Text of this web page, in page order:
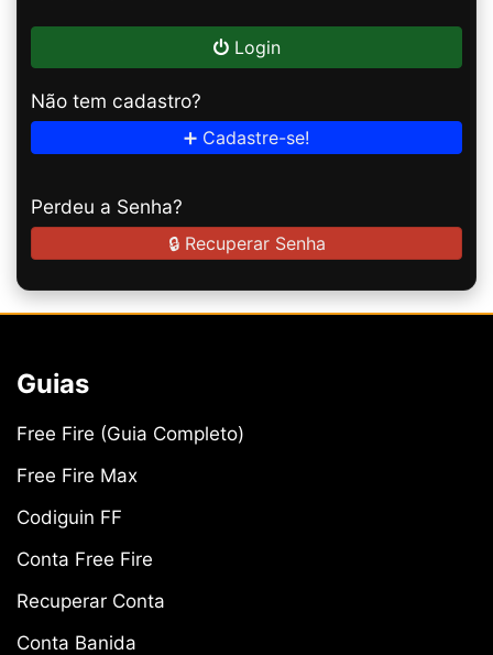
Login
Não tem cadastro?
➕ Cadastre-se!
Perdeu a Senha?
🔒 Recuperar Senha
Guias
Free Fire (Guia Completo)
Free Fire Max
Codiguin FF
Conta Free Fire
Recuperar Conta
Conta Banida